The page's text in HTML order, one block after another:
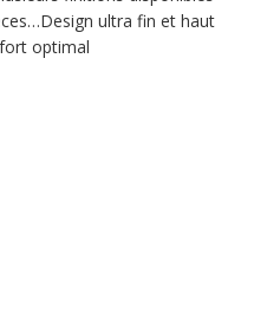
ultra fin et haut
optimal